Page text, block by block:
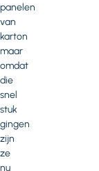
panelen
van
karton
maar
omdat
die
snel
stuk
gingen
zijn
ze
nu